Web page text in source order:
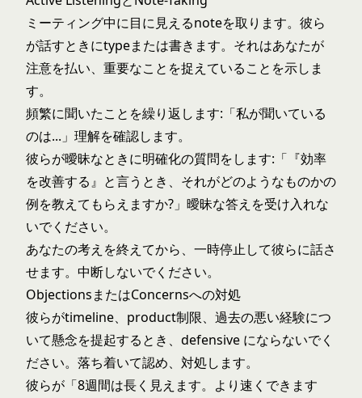
ミーティング中に目に見えるnoteを取ります。彼ら
が話すときにtypeまたは書きます。それはあなたが
注意を払い、重要なことを捉えていることを示しま
す。
頻繁に聞いたことを繰り返します:「私が聞いている
のは...」理解を確認します。
彼らが曖昧なときに明確化の質問をします:「『効率
を改善する』と言うとき、それがどのようなものかの
例を教えてもらえますか?」曖昧な答えを受け入れな
いでください。
あなたの考えを終えてから、一時停止して彼らに話さ
せます。中断しないでください。
ObjectionsまたはConcernsへの対処
彼らがtimeline、product制限、過去の悪い経験につ
いて懸念を提起するとき、defensive にならないでく
ださい。落ち着いて認め、対処します。
彼らが「8週間は長く見えます。より速くできます